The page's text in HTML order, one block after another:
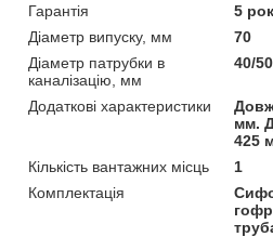
Гарантія
5
Діаметр випуску, мм
70
Діаметр патрубки в
каналізацію, мм
40/50
Додаткові характеристики
мм.
425
Кількість вантажних місць
1
Комплектація